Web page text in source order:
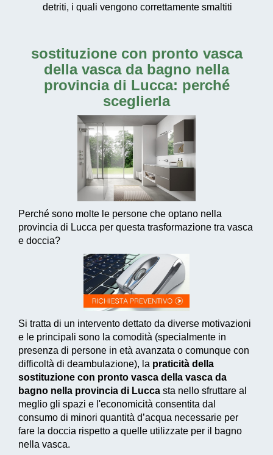
detriti, i quali vengono correttamente smaltiti
sostituzione con pronto vasca
della vasca da bagno nella
provincia di Lucca: perché
sceglierla
Perché sono molte le persone che optano nella
provincia di Lucca per questa trasformazione tra vasca
e doccia?
Si tratta di un intervento dettato da diverse motivazioni
e le principali sono la comodità (specialmente in
presenza di persone in età avanzata o comunque con
difficoltà di deambulazione), la praticità della
sostituzione con pronto vasca della vasca da
bagno nella provincia di Lucca sta nello sfruttare al
meglio gli spazi e l'economicità consentita dal
consumo di minori quantità d’acqua necessarie per
fare la doccia rispetto a quelle utilizzate per il bagno
nella vasca.